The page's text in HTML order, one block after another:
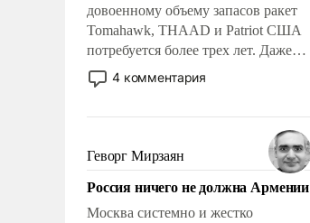
довоенному объему запасов ракет
Tomahawk, THAAD и Patriot США
потребуется более трех лет. Даже
небольшая война с Ираном
опустошила американские
уязвимости США, например, перед
Китаем.
4 комментария
Геворг Мирзаян
Россия ничего не должна Армении
Москва системно и жестко